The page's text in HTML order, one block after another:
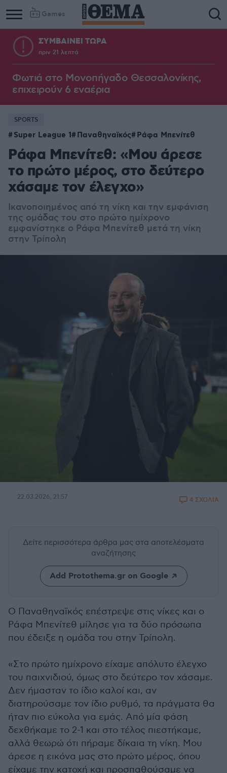
Games
ΣΥΜΒΑΙΝΕΙ ΤΩΡΑ
πριν 21 λεπτά
Φωτιά στο Μονοπήγαδο Θεσσαλονίκης,
επιχειρούν 6 εναέρια
SPORTS
Super League 1 Παναθηναϊκός Ράφα Μπενίτεθ
Ράφα Μπενίτεθ: «Μου άρεσε
το πρώτο μέρος, στο δεύτερο
χάσαμε τον έλεγχο»
Ικανοποιημένος από τη νίκη και την εμφάνιση
της ομάδας του στο πρώτο ημίχρονο
εμφανίστηκε ο Ράφα Μπενίτεθ μετά τη νίκη
στην Τρίπολη
22.03.2026, 21:57 4 ΣΧΟΛΙΑ
Δείτε περισσότερα άρθρα μας στα αποτελέσματα
αναζήτησης
Add Protothema.gr on Google
Ο Παναθηναϊκός επέστρεψε στις νίκες και ο
Ράφα Μπενίτεθ μίλησε για τα δύο πρόσωπα
που έδειξε η ομάδα του στην Τρίπολη.
«Στο πρώτο ημίχρονο είχαμε απόλυτο έλεγχο
του παιχνιδιού, όμως στο δεύτερο τον χάσαμε.
Δεν ήμασταν το ίδιο καλοί και, αν
διατηρούσαμε τον ίδιο ρυθμό, τα πράγματα θα
ήταν πιο εύκολα για εμάς. Από μία φάση
δεχθήκαμε το 2-1 και στο τέλος πιεστήκαμε,
αλλά θεωρώ ότι πήραμε δίκαια τη νίκη. Μου
άρεσε η εικόνα μας στο πρώτο μέρος, όπου
είχαμε την κατοχή και προσπαθούσαμε να